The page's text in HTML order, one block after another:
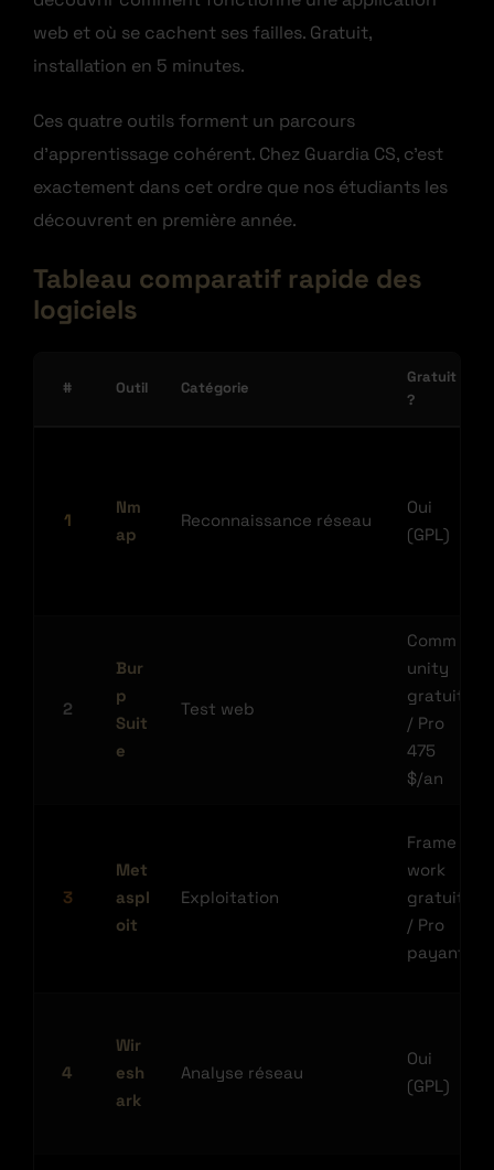
web et où se cachent ses failles. Gratuit,
installation en 5 minutes.
Ces quatre outils forment un parcours
d’apprentissage cohérent. Chez Guardia CS, c’est
exactement dans cet ordre que nos étudiants les
découvrent en première année.
Tableau comparatif rapide des
logiciels
# Outil Catégorie
Gratuit
?
1
Nm
ap
Reconnaissance réseau
Oui
(GPL)
2
Bur
p
Suit
e
Test web
Comm
unity
gratuit
/ Pro
475
$/an
3
Met
aspl
oit
Exploitation
Frame
work
gratuit
/ Pro
payant
4
Wir
esh
ark
Analyse réseau
Oui
(GPL)